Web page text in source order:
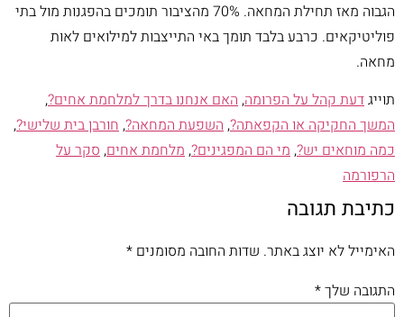
הגבוה מאז תחילת המחאה. 70% מהציבור תומכים בהפגנות מול בתי
פוליטיקאים. כרבע בלבד תומך באי התייצבות למילואים לאות
מחאה.
תוייגדעת קהל על הפרומה,האם אנחנו בדרך למלחמת אחים?,
המשך החקיקה או הקפאתה?,השפעת המחאה?,חורבן בית שלישי?,
כמה מוחאים יש?,מי הם המפגינים?,מלחמת אחים,סקר על
הרפורמה
כתיבת תגובה
האימייל לא יוצג באתר. שדות החובה מסומנים *
התגובה שלך*